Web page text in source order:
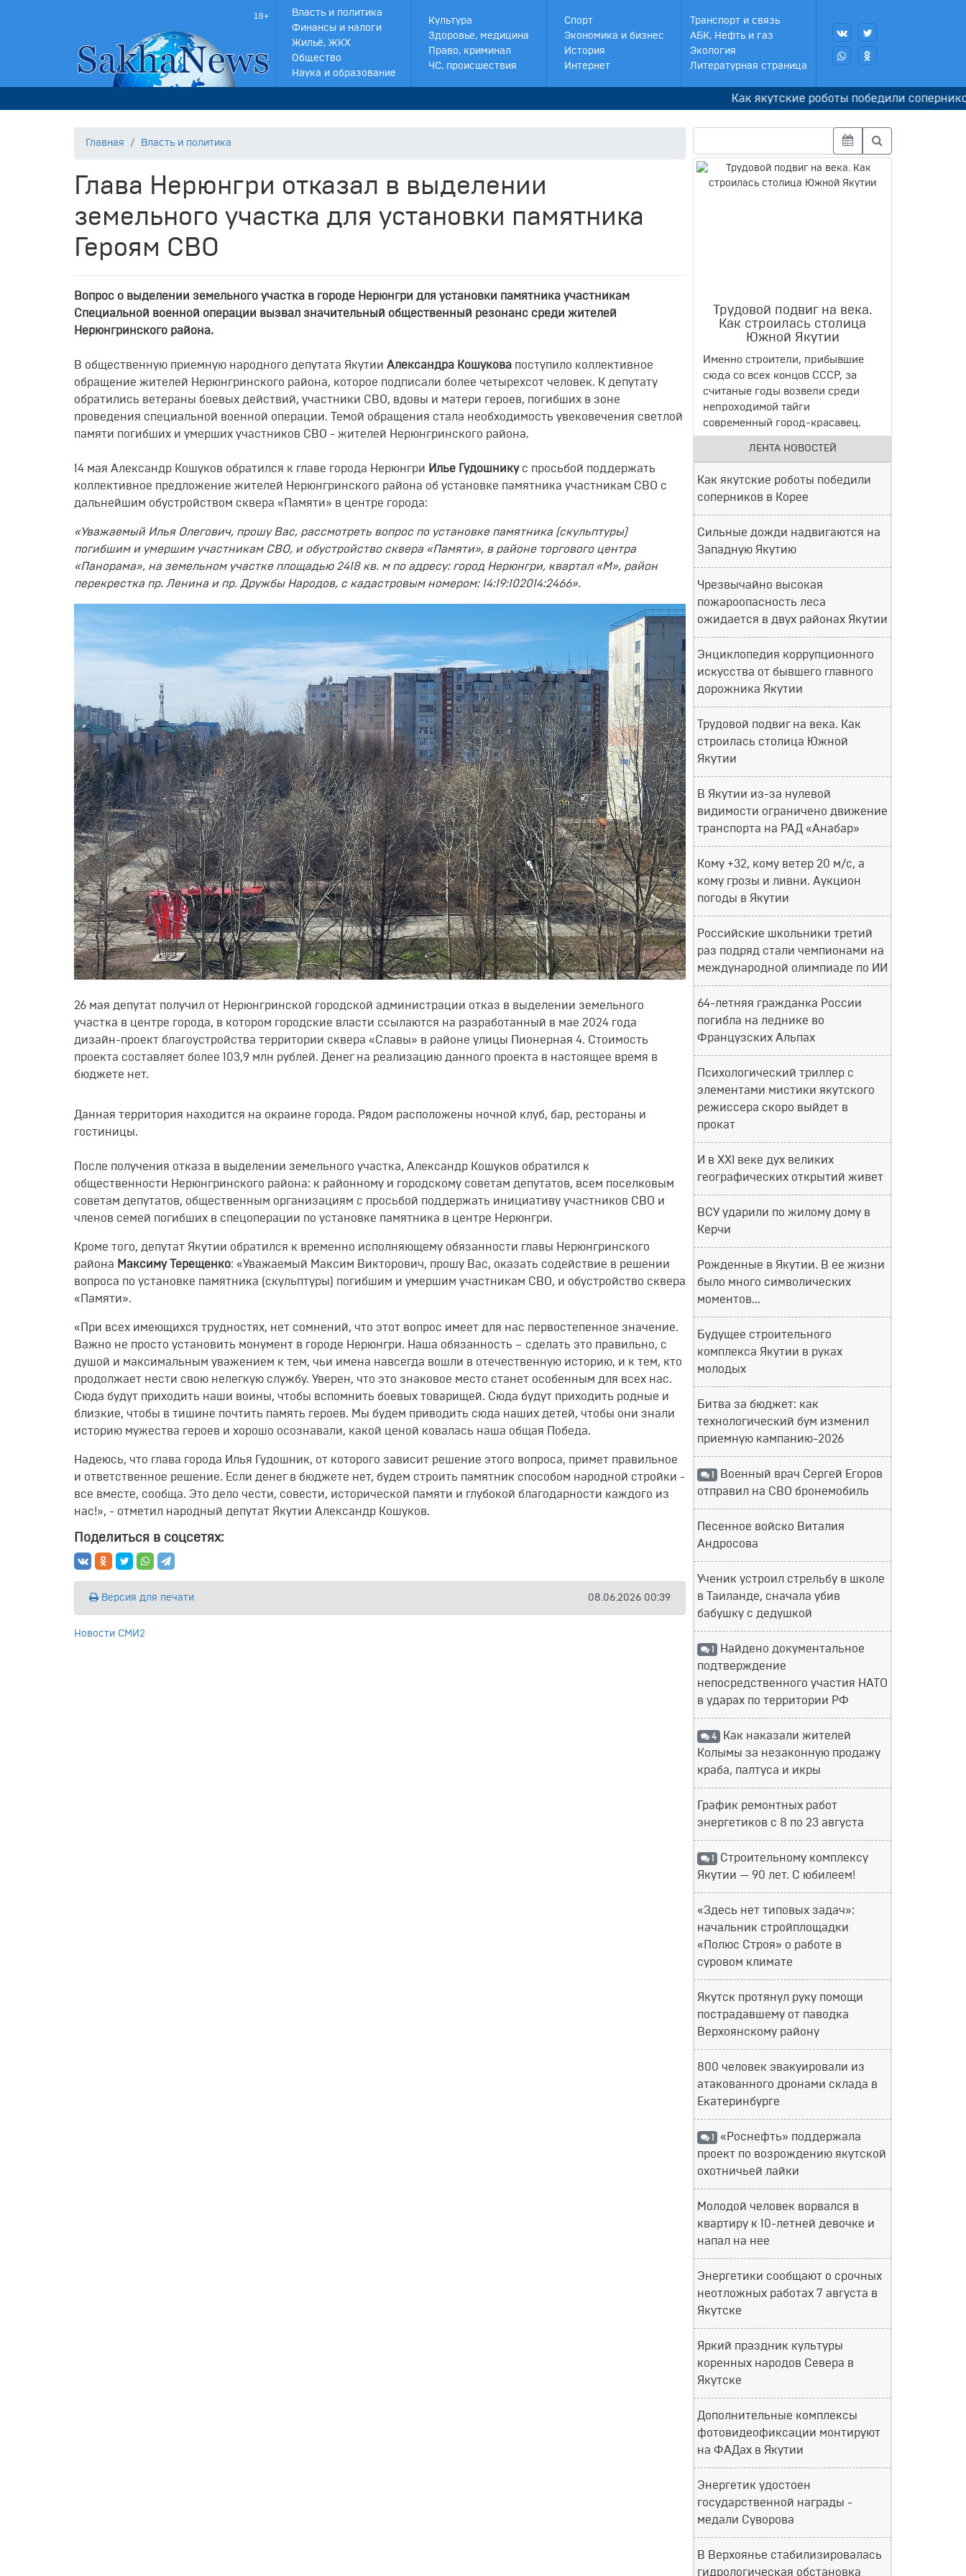
Власть и политика
Финансы и налоги
Жильё, ЖКХ
Общество
Наука и образование
Культура
Здоровье, медицина
Право, криминал
ЧС, происшествия
Спорт
Экономика и бизнес
История
Интернет
Транспорт и связь
АБК, Нефть и газ
Экология
Литературная страница
Как якутские роботы победили соперников в
Главная Власть и политика
Глава Нерюнгри отказал в выделении
земельного участка для установки памятника
Героям СВО
Вопрос о выделении земельного участка в городе Нерюнгри для установки памятника участникам
Специальной военной операции вызвал значительный общественный резонанс среди жителей
Нерюнгринского района.
В общественную приемную народного депутата Якутии Александра Кошукова поступило коллективное
обращение жителей Нерюнгринского района, которое подписали более четырехсот человек. К депутату
обратились ветераны боевых действий, участники СВО, вдовы и матери героев, погибших в зоне
проведения специальной военной операции. Темой обращения стала необходимость увековечения светлой
памяти погибших и умерших участников СВО - жителей Нерюнгринского района.
14 мая Александр Кошуков обратился к главе города Нерюнгри Илье Гудошникус просьбой поддержать
коллективное предложение жителей Нерюнгринского района об установке памятника участникам СВО с
дальнейшим обустройством сквера «Памяти» в центре города:
«Уважаемый Илья Олегович, прошу Вас, рассмотреть вопрос по установке памятника (скульптуры)
погибшим и умершим участникам СВО, и обустройство сквера «Памяти», в районе торгового центра
«Панорама», на земельном участке площадью 2418 кв. м по адресу: город Нерюнгри, квартал «М», район
перекрестка пр. Ленина и пр. Дружбы Народов, с кадастровым номером: 14:19:102014:2466».
26 мая депутат получил от Нерюнгринской городской администрации отказ в выделении земельного
участка в центре города, в котором городские власти ссылаются на разработанный в мае 2024 года
дизайн-проект благоустройства территории сквера «Славы» в районе улицы Пионерная 4. Стоимость
проекта составляет более 103,9 млн рублей. Денег на реализацию данного проекта в настоящее время в
бюджете нет.
Данная территория находится на окраине города. Рядом расположены ночной клуб, бар, рестораны и
гостиницы.
После получения отказа в выделении земельного участка, Александр Кошуков обратился к
общественности Нерюнгринского района: к районному и городскому советам депутатов, всем поселковым
советам депутатов, общественным организациям с просьбой поддержать инициативу участников СВО и
членов семей погибших в спецоперации по установке памятника в центре Нерюнгри.
Кроме того, депутат Якутии обратился к временно исполняющему обязанности главы Нерюнгринского
района Максиму Терещенко: «Уважаемый Максим Викторович, прошу Вас, оказать содействие в решении
вопроса по установке памятника (скульптуры) погибшим и умершим участникам СВО, и обустройство сквера
«Памяти».
«При всех имеющихся трудностях, нет сомнений, что этот вопрос имеет для нас первостепенное значение.
Важно не просто установить монумент в городе Нерюнгри. Наша обязанность – сделать это правильно, с
душой и максимальным уважением к тем, чьи имена навсегда вошли в отечественную историю, и к тем, кто
продолжает нести свою нелегкую службу. Уверен, что это знаковое место станет особенным для всех нас.
Сюда будут приходить наши воины, чтобы вспомнить боевых товарищей. Сюда будут приходить родные и
близкие, чтобы в тишине почтить память героев. Мы будем приводить сюда наших детей, чтобы они знали
историю мужества героев и хорошо осознавали, какой ценой ковалась наша общая Победа.
Надеюсь, что глава города Илья Гудошник, от которого зависит решение этого вопроса, примет правильное
и ответственное решение. Если денег в бюджете нет, будем строить памятник способом народной стройки -
все вместе, сообща. Это дело чести, совести, исторической памяти и глубокой благодарности каждого из
нас!», - отметил народный депутат Якутии Александр Кошуков.
Поделиться в соцсетях:
Версия для печати 08.06.2026 00:39
Новости СМИ2
Трудовой подвиг на века.
Как строилась столица
Южной Якутии
Именно строители, прибывшие
сюда со всех концов СССР, за
считаные годы возвели среди
непроходимой тайги
современный город-красавец.
ЛЕНТА НОВОСТЕЙ
Как якутские роботы победили
соперников в Корее
Сильные дожди надвигаются на
Западную Якутию
Чрезвычайно высокая
пожароопасность леса
ожидается в двух районах Якутии
Энциклопедия коррупционного
искусства от бывшего главного
дорожника Якутии
Трудовой подвиг на века. Как
строилась столица Южной
Якутии
В Якутии из-за нулевой
видимости ограничено движение
транспорта на РАД «Анабар»
Кому +32, кому ветер 20 м/с, а
кому грозы и ливни. Аукцион
погоды в Якутии
Российские школьники третий
раз подряд стали чемпионами на
международной олимпиаде по ИИ
64-летняя гражданка России
погибла на леднике во
Французских Альпах
Психологический триллер с
элементами мистики якутского
режиссера скоро выйдет в
прокат
И в XXI веке дух великих
географических открытий живет
ВСУ ударили по жилому дому в
Керчи
Рожденные в Якутии. В ее жизни
было много символических
моментов...
Будущее строительного
комплекса Якутии в руках
молодых
Битва за бюджет: как
технологический бум изменил
приемную кампанию-2026
1 Военный врач Сергей Егоров
отправил на СВО бронемобиль
Песенное войско Виталия
Андросова
Ученик устроил стрельбу в школе
в Таиланде, сначала убив
бабушку с дедушкой
1 Найдено документальное
подтверждение
непосредственного участия НАТО
в ударах по территории РФ
4 Как наказали жителей
Колымы за незаконную продажу
краба, палтуса и икры
График ремонтных работ
энергетиков с 8 по 23 августа
1 Строительному комплексу
Якутии — 90 лет. С юбилеем!
«Здесь нет типовых задач»:
начальник стройплощадки
«Полюс Строя» о работе в
суровом климате
Якутск протянул руку помощи
пострадавшему от паводка
Верхоянскому району
800 человек эвакуировали из
атакованного дронами склада в
Екатеринбурге
1 «Роснефть» поддержала
проект по возрождению якутской
охотничьей лайки
Молодой человек ворвался в
квартиру к 10-летней девочке и
напал на нее
Энергетики сообщают о срочных
неотложных работах 7 августа в
Якутске
Яркий праздник культуры
коренных народов Севера в
Якутске
Дополнительные комплексы
фотовидеофиксации монтируют
на ФАДах в Якутии
Энергетик удостоен
государственной награды -
медали Суворова
В Верхоянье стабилизировалась
гидрологическая обстановка